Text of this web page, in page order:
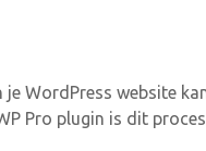
WordPress website
Pro plugin is dit